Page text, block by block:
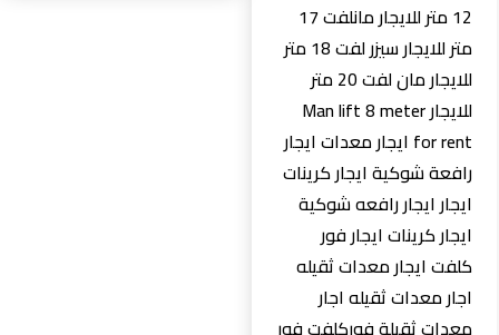
12 متر للايجار مانلفت 17
متر للايجار سيزر لفت 18 متر
للايجار مان لفت 20 متر
للايجار Man lift 8 meter
for rent ايجار معدات ايجار
رافعة شوكية ايجار كرينات
ايجار ايجار رافعه شوكية
ايجار كرينات ايجار فور
كلفت ايجار معدات ثقيله
اجار معدات ثقيله اجار
معدات ثقيلة فوركلفت فور